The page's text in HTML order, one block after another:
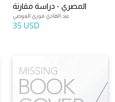
المصري - دراسة مقارنة
عبد الهادي فوزي العوضي
35 USD